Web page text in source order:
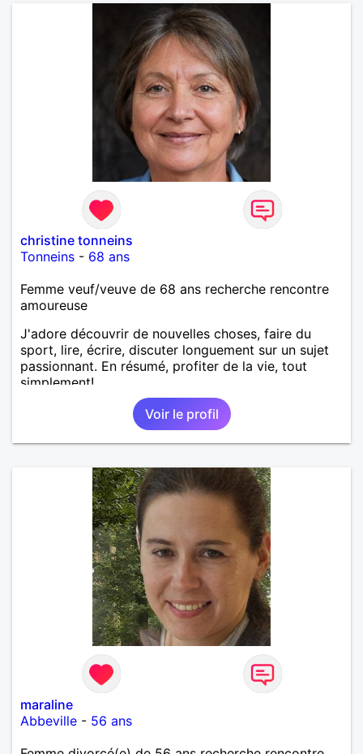
christine tonneins
Tonneins - 68 ans
Femme veuf/veuve de 68 ans recherche rencontre
amoureuse
J'adore découvrir de nouvelles choses, faire du
sport, lire, écrire, discuter longuement sur un sujet
passionnant. En résumé, profiter de la vie, tout
simplement!
Voir le profil
maraline
Abbeville - 56 ans